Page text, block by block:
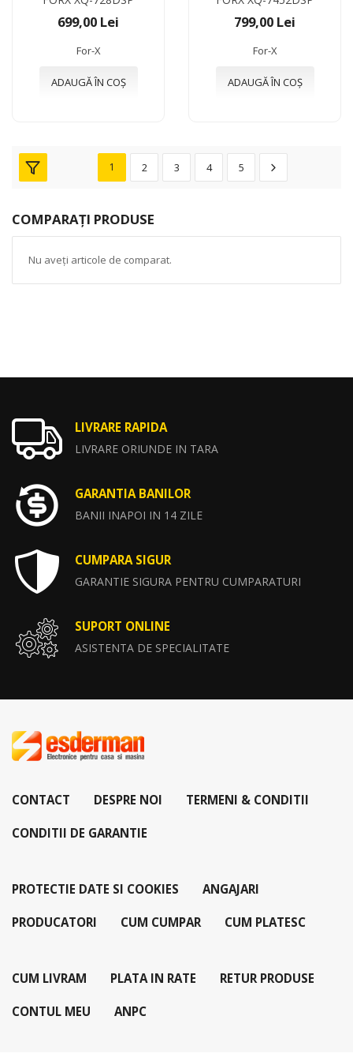
699,00 Lei
For-X
ADAUGĂ ÎN COȘ
799,00 Lei
For-X
ADAUGĂ ÎN COȘ
1 2 3 4 5
COMPARAȚI PRODUSE
Nu aveți articole de comparat.
LIVRARE RAPIDA
LIVRARE ORIUNDE IN TARA
GARANTIA BANILOR
BANII INAPOI IN 14 ZILE
CUMPARA SIGUR
GARANTIE SIGURA PENTRU CUMPARATURI
SUPORT ONLINE
ASISTENTA DE SPECIALITATE
CONTACT DESPRE NOI TERMENI & CONDITII
CONDITII DE GARANTIE
PROTECTIE DATE SI COOKIES ANGAJARI
PRODUCATORI CUM CUMPAR CUM PLATESC
CUM LIVRAM PLATA IN RATE RETUR PRODUSE
CONTUL MEU ANPC